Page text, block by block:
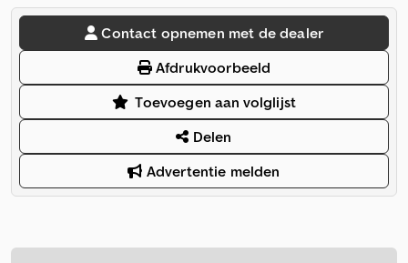
Contact opnemen met de dealer
Afdrukvoorbeeld
Toevoegen aan volglijst
Delen
Advertentie melden